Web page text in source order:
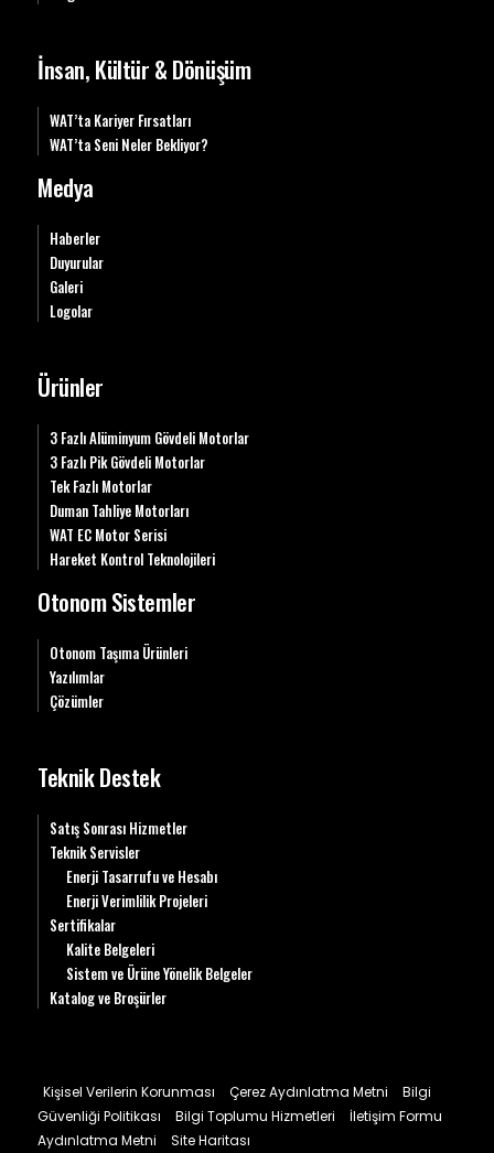
İnsan, Kültür & Dönüşüm
WAT’ta Kariyer Fırsatları
WAT’ta Seni Neler Bekliyor?
Medya
Haberler
Duyurular
Galeri
Logolar
Ürünler
3 Fazlı Alüminyum Gövdeli Motorlar
3 Fazlı Pik Gövdeli Motorlar
Tek Fazlı Motorlar
Duman Tahliye Motorları
WAT EC Motor Serisi
Hareket Kontrol Teknolojileri
Otonom Sistemler
Otonom Taşıma Ürünleri
Yazılımlar
Çözümler
Teknik Destek
Satış Sonrası Hizmetler
Teknik Servisler
Enerji Tasarrufu ve Hesabı
Enerji Verimlilik Projeleri
Sertifikalar
Kalite Belgeleri
Sistem ve Ürüne Yönelik Belgeler
Katalog ve Broşürler
Kişisel Verilerin Korunması Çerez Aydınlatma Metni
Bilgi
Güvenliği Politikası
Bilgi Toplumu Hizmetleri
İletişim Formu
Aydınlatma Metni
Site Haritası